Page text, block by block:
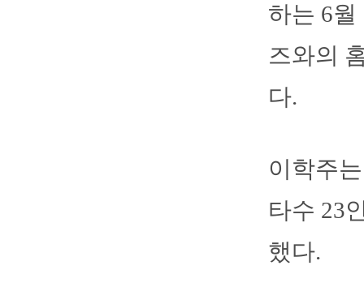
하는 6
즈와의
다.
이학주
타수 23
했다.